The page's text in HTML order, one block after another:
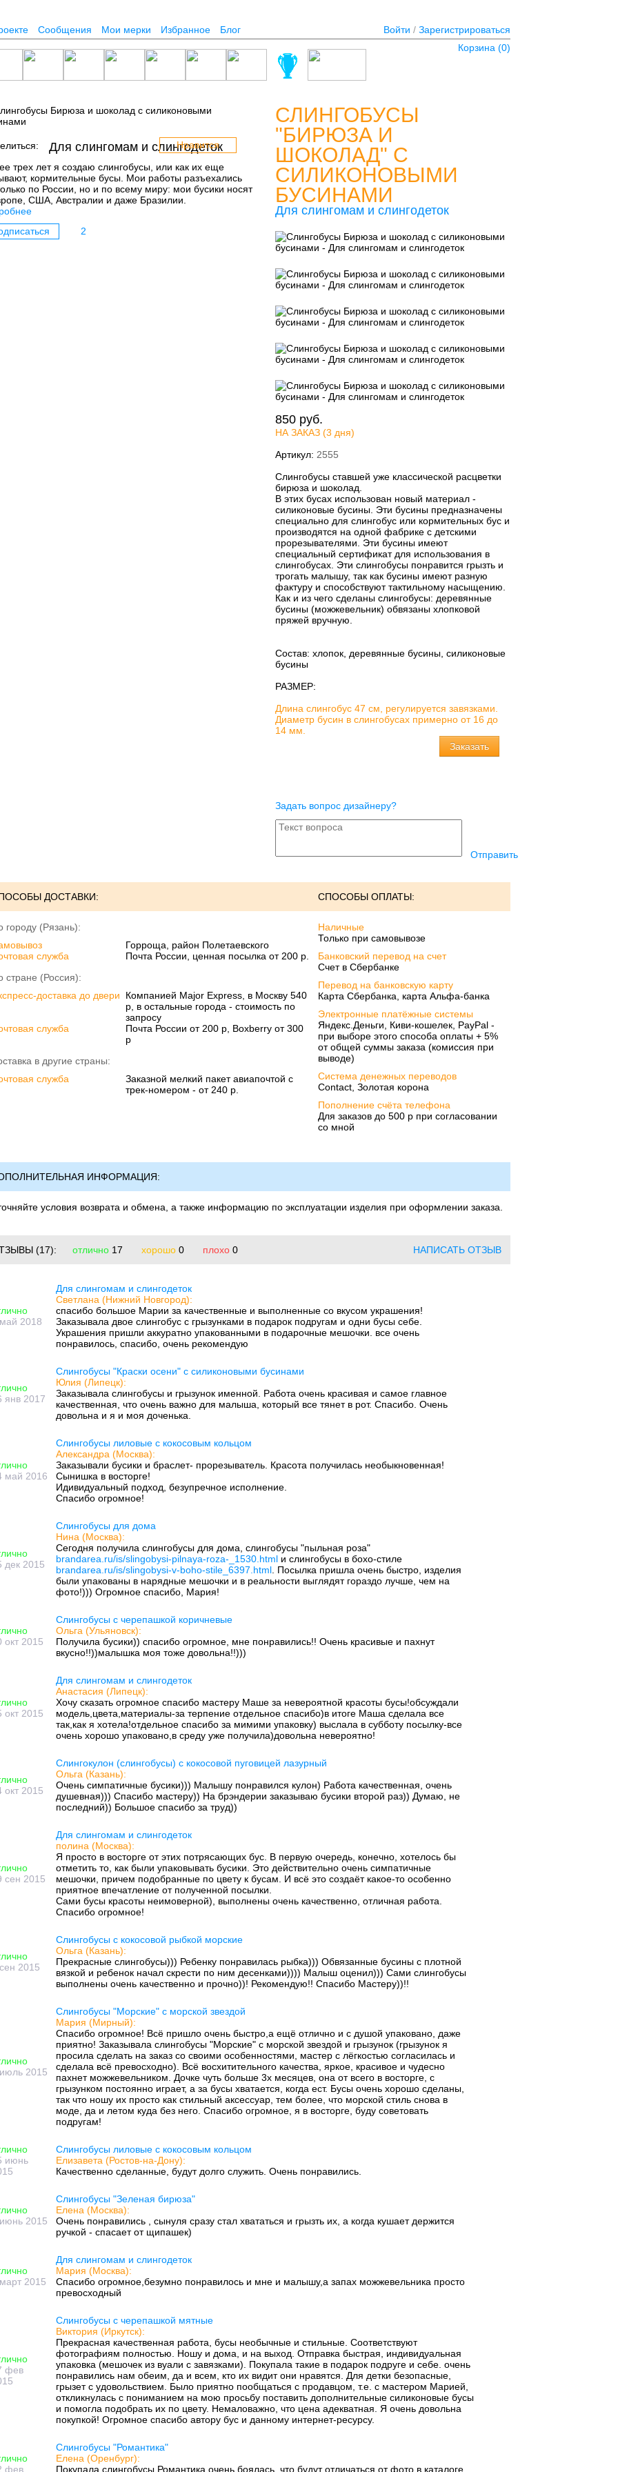
Сообщения Мои мерки Избранное Блог Войти / Зарегистрироваться
Корзина (0)
Нравится
Для слингомам и слингодеток
трех лет я создаю слингобусы, или как их еще
кормительные бусы. Мои работы разъехались
по России, но и по всему миру: мои бусики носят
США, Австралии и даже Бразилии.
2
СЛИНГОБУСЫ
"БИРЮЗА И
ШОКОЛАД" С
СИЛИКОНОВЫМИ
БУСИНАМИ
Для слингомам и слингодеток
850руб.
НА ЗАКАЗ (3 дня)
Артикул: 2555
Слингобусы ставшей уже классической расцветки
бирюза и шоколад.
В этих бусах использован новый материал -
силиконовые бусины. Эти бусины предназначены
специально для слингобус или кормительных бус и
производятся на одной фабрике с детскими
прорезывателями. Эти бусины имеют
специальный сертификат для использования в
слингобусах. Эти слингобусы понравится грызть и
трогать малышу, так как бусины имеют разную
фактуру и способствуют тактильному насыщению.
Как и из чего сделаны слингобусы: деревянные
бусины (можжевельник) обвязаны хлопковой
пряжей вручную.
Состав: хлопок, деревянные бусины, силиконовые
бусины
РАЗМЕР:
Длина слингобус 47 см, регулируется завязками.
Диаметр бусин в слингобусах примерно от 16 до
14 мм.
Задать вопрос дизайнеру?
Отправить
ДОСТАВКИ: СПОСОБЫ ОПЛАТЫ:
городу (Рязань):
Горроща, район Полетаевского
служба
Почта России, ценная посылка от 200 р.
стране (Россия):
доставка до двери
Компанией Major Express, в Москву 540
р, в остальные города - стоимость по
запросу
служба
Почта России от 200 р, Boxberry от 300
р
в другие страны:
служба
Заказной мелкий пакет авиапочтой с
трек-номером - от 240 р.
Наличные
Только при самовывозе
Банковский перевод на счет
Счет в Сбербанке
Перевод на банковскую карту
Карта Сбербанка, карта Альфа-банка
Электронные платёжные системы
Яндекс.Деньги, Киви-кошелек, PayPal -
при выборе этого способа оплаты + 5%
от общей суммы заказа (комиссия при
выводе)
Система денежных переводов
Contact, Золотая корона
Пополнение счёта телефона
Для заказов до 500 р при согласовании
со мной
ИНФОРМАЦИЯ:
условия возврата и обмена, а также информацию по эксплуатации изделия при оформлении заказа.
(17): отлично17 хорошо0 плохо0 НАПИСАТЬ ОТЗЫВ
2018
Для слингомам и слингодеток
Светлана (Нижний Новгород):
спасибо большое Марии за качественные и выполненные со вкусом украшения!
Заказывала двое слингобус с грызунками в подарок подругам и одни бусы себе.
Украшения пришли аккуратно упакованными в подарочные мешочки. все очень
понравилось, спасибо, очень рекомендую
янв 2017
Слингобусы "Краски осени" с силиконовыми бусинами
Юлия (Липецк):
Заказывала слингобусы и грызунок именной. Работа очень красивая и самое главное
качественная, что очень важно для малыша, который все тянет в рот. Спасибо. Очень
довольна и я и моя доченька.
май 2016
Слингобусы лиловые с кокосовым кольцом
Александра (Москва):
Заказывали бусики и браслет- прорезыватель. Красота получилась необыкновенная!
Сынишка в восторге!
Идивидуальный подход, безупречное исполнение.
Спасибо огромное!
дек 2015
Слингобусы для дома
Нина (Москва):
Сегодня получила слингобусы для дома, слингобусы "пыльная роза"
brandarea.ru/is/slingobysi-pilnaya-roza-_1530.htmlи слингобусы в бохо-стиле
brandarea.ru/is/slingobysi-v-boho-stile_6397.html. Посылка пришла очень быстро, изделия
были упакованы в нарядные мешочки и в реальности выглядят гораздо лучше, чем на
фото!))) Огромное спасибо, Мария!
окт 2015
Слингобусы с черепашкой коричневые
Ольга (Ульяновск):
Получила бусики)) спасибо огромное, мне понравились!! Очень красивые и пахнут
вкусно!!))малышка моя тоже довольна!!)))
окт 2015
Для слингомам и слингодеток
Анастасия (Липецк):
Хочу сказать огромное спасибо мастеру Маше за невероятной красоты бусы!обсуждали
модель,цвета,материалы-за терпение отдельное спасибо)в итоге Маша сделала все
так,как я хотела!отдельное спасибо за мимими упаковку) выслала в субботу посылку-все
очень хорошо упаковано,в среду уже получила)довольна невероятно!
окт 2015
Слингокулон (слингобусы) с кокосовой пуговицей лазурный
Ольга (Казань):
Очень симпатичные бусики))) Малышу понравился кулон) Работа качественная, очень
душевная))) Спасибо мастеру)) На брэндерии заказываю бусики второй раз)) Думаю, не
последний)) Большое спасибо за труд))
сен 2015
Для слингомам и слингодеток
полина (Москва):
Я просто в восторге от этих потрясающих бус. В первую очередь, конечно, хотелось бы
отметить то, как были упаковывать бусики. Это действительно очень симпатичные
мешочки, причем подобранные по цвету к бусам. И всё это создаёт какое-то особенно
приятное впечатление от полученной посылки.
Сами бусы красоты неимоверной), выполнены очень качественно, отличная работа.
Спасибо огромное!
2015
Слингобусы с кокосовой рыбкой морские
Ольга (Казань):
Прекрасные слингобусы))) Ребенку понравилась рыбка))) Обвязанные бусины с плотной
вязкой и ребенок начал скрести по ним десенками)))) Малыш оценил))) Сами слингобусы
выполнены очень качественно и прочно))! Рекомендую!! Спасибо Мастеру))!!
2015
Слингобусы "Морские" c морской звездой
Мария (Мирный):
Спасибо огромное! Всё пришло очень быстро,а ещё отлично и с душой упаковано, даже
приятно! Заказывала слингобусы "Морские" c морской звездой и грызунок (грызунок я
просила сделать на заказ со своими особенностями, мастер с лёгкостью согласилась и
сделала всё превосходно). Всё восхитительного качества, яркое, красивое и чудесно
пахнет можжевельником. Дочке чуть больше 3х месяцев, она от всего в восторге, с
грызунком постоянно играет, а за бусы хватается, когда ест. Бусы очень хорошо сделаны,
так что ношу их просто как стильный аксессуар, тем более, что морской стиль снова в
моде, да и летом куда без него. Спасибо огромное, я в восторге, буду советовать
подругам!
июнь
Слингобусы лиловые с кокосовым кольцом
Елизавета (Ростов-на-Дону):
Качественно сделанные, будут долго служить. Очень понравились.
2015
Слингобусы "Зеленая бирюза"
Елена (Москва):
Очень понравились , сынуля сразу стал хвататься и грызть их, а когда кушает держится
ручкой - спасает от щипашек)
2015
Для слингомам и слингодеток
Мария (Москва):
Спасибо огромное,безумно понравилось и мне и малышу,а запах можжевельника просто
превосходный
фев
Слингобусы с черепашкой мятные
Виктория (Иркутск):
Прекрасная качественная работа, бусы необычные и стильные. Соответствуют
фотографиям полностью. Ношу и дома, и на выход. Отправка быстрая, индивидуальная
упаковка (мешочек из вуали с завязками). Покупала такие в подарок подруге и себе. очень
понравились нам обеим, да и всем, кто их видит они нравятся. Для детки безопасные,
грызет с удовольствием. Было приятно пообщаться с продавцом, т.е. с мастером Марией,
откликнулась с пониманием на мою просьбу поставить дополнительные силиконовые бусы
и помогла подобрать их по цвету. Немаловажно, что цена адекватная. Я очень довольна
покупкой! Огромное спасибо автору бус и данному интернет-ресурсу.
фев
Слингобусы "Романтика"
Елена (Оренбург):
Покупала слингобусы Романтика очень боялась, что будут отличаться от фото в каталоге.